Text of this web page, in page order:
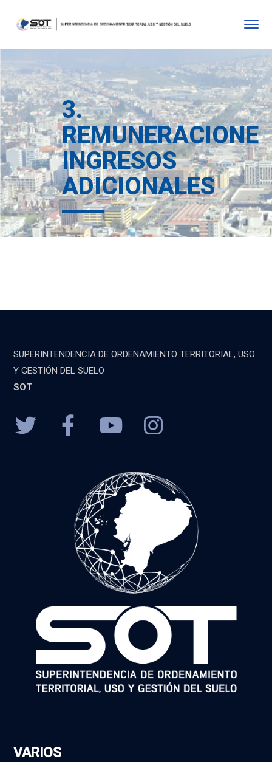
3.
INGRESOS
ADICIONALES
SUPERINTENDENCIA DE ORDENAMIENTO TERRITORIAL, USO
Y GESTIÓN DEL SUELO
SOT
VARIOS